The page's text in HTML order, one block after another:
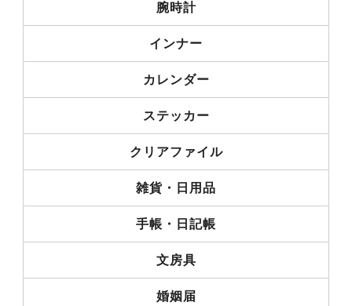
腕時計
インナー
カレンダー
ステッカー
クリアファイル
雑貨・日用品
手帳・日記帳
文房具
婚姻届